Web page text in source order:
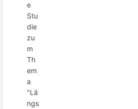
e
Stu
die
zu
m
Th
em
a
"Lä
ngs